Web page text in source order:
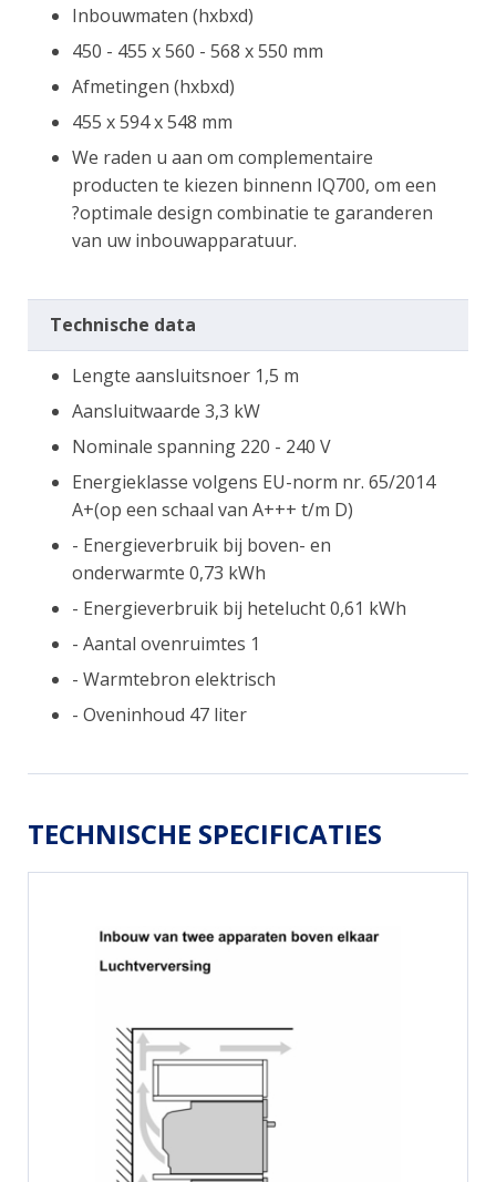
Inbouwmaten (hxbxd)
450 - 455 x 560 - 568 x 550 mm
Afmetingen (hxbxd)
455 x 594 x 548 mm
We raden u aan om complementaire
producten te kiezen binnenn IQ700, om een
?optimale design combinatie te garanderen
van uw inbouwapparatuur.
Technische data
Lengte aansluitsnoer 1,5 m
Aansluitwaarde 3,3 kW
Nominale spanning 220 - 240 V
Energieklasse volgens EU-norm nr. 65/2014
A+(op een schaal van A+++ t/m D)
- Energieverbruik bij boven- en
onderwarmte 0,73 kWh
- Energieverbruik bij hetelucht 0,61 kWh
- Aantal ovenruimtes 1
- Warmtebron elektrisch
- Oveninhoud 47 liter
TECHNISCHE SPECIFICATIES